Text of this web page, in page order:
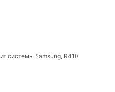
системы Samsung, R410